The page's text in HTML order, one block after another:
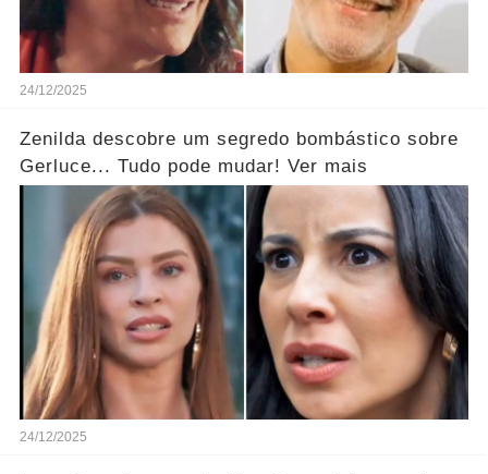
24/12/2025
Zenilda descobre um segredo bombástico sobre
Gerluce... Tudo pode mudar! Ver mais
24/12/2025